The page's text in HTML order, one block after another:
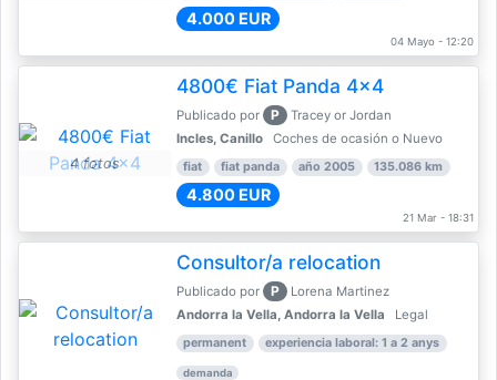
4.000 EUR
04 Mayo - 12:20
4 fotos
4800€ Fiat Panda 4x4
Publicado por P
Tracey or Jordan
Incles, Canillo
Coches de ocasión o Nuevo
fiat fiat panda año 2005 135.086 km
4.800 EUR
21 Mar - 18:31
Consultor/a relocation
Publicado por P
Lorena Martinez
Andorra la Vella, Andorra la Vella
Legal
permanent experiencia laboral: 1 a 2 anys
demanda